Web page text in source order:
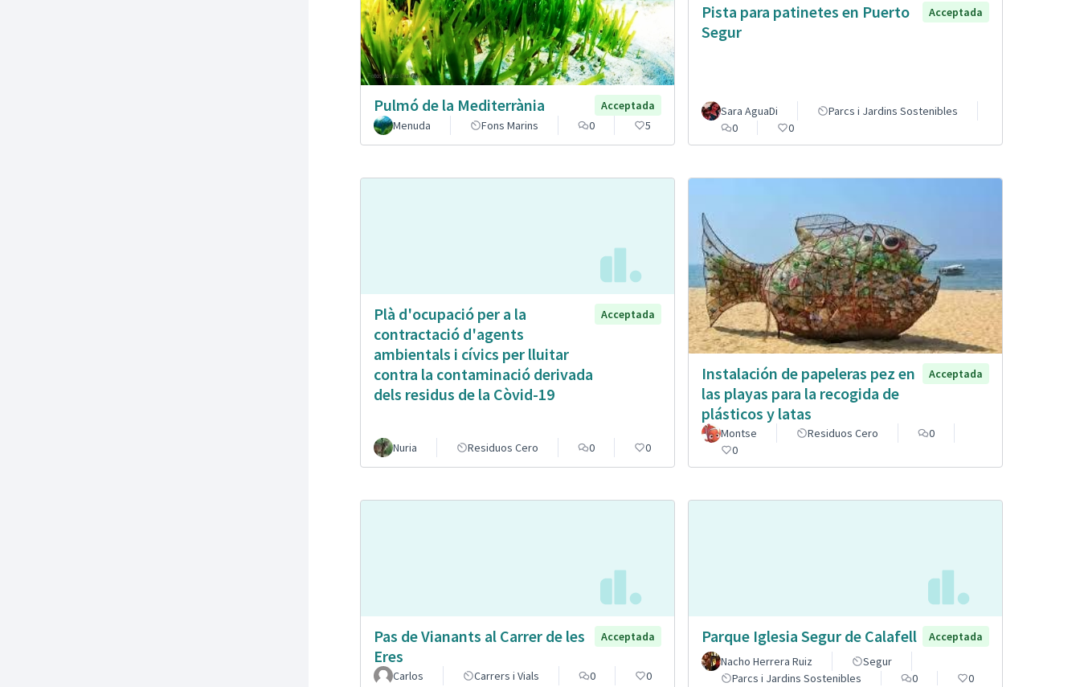
Pulmó de la Mediterrània
Acceptada
Menuda
Fons Marins 0 5
Pista para patinetes en Puerto
Segur
Acceptada
Sara AguaDi
Parcs i Jardins Sostenibles
0
0
Plà d'ocupació per a la
contractació d'agents
ambientals i cívics per lluitar
contra la contaminació derivada
dels residus de la Còvid-19
Acceptada
Nuria Residuos Cero 0 0
Instalación de papeleras pez en
las playas para la recogida de
plásticos y latas
Acceptada
Montse Residuos Cero
0
0
Pas de Vianants al Carrer de les
Eres
Acceptada
Carlos Carrers i Vials 0 0
Parque Iglesia Segur de Calafell
Acceptada
Nacho Herrera Ruiz
Segur
Parcs i Jardins Sostenibles
0 0